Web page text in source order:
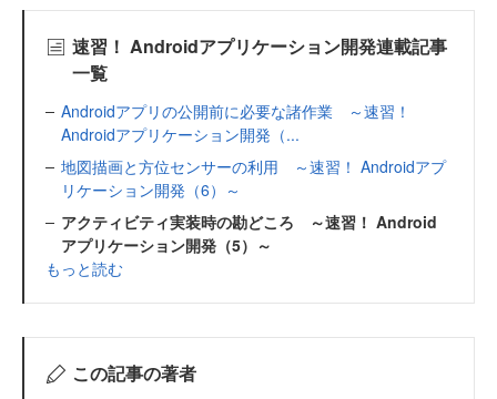
速習！ Androidアプリケーション開発連載記事
一覧
Androidアプリの公開前に必要な諸作業 ～速習！
Androidアプリケーション開発（...
地図描画と方位センサーの利用 ～速習！ Androidアプ
リケーション開発（6）～
アクティビティ実装時の勘どころ ～速習！ Android
アプリケーション開発（5）～
もっと読む
この記事の著者